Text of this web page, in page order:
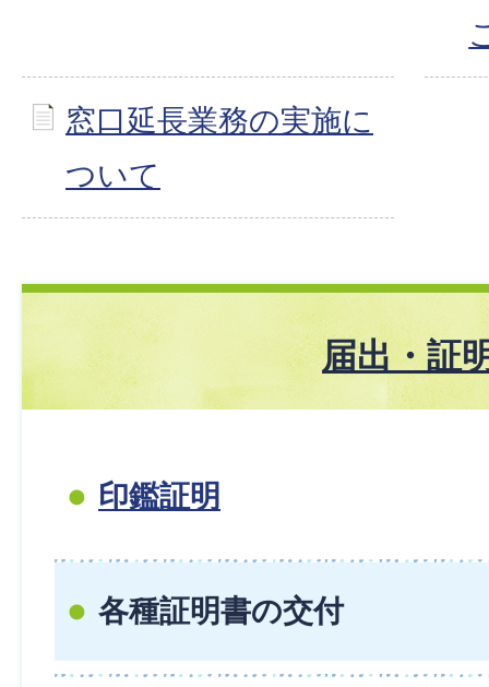
窓口延長業務の実施に
ついて
届出・証
印鑑証明
各種証明書の交付